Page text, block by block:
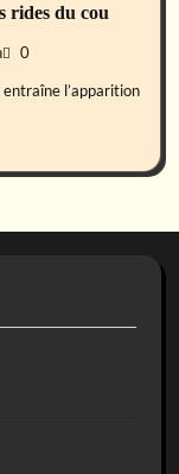
rides du cou
0
l’apparition